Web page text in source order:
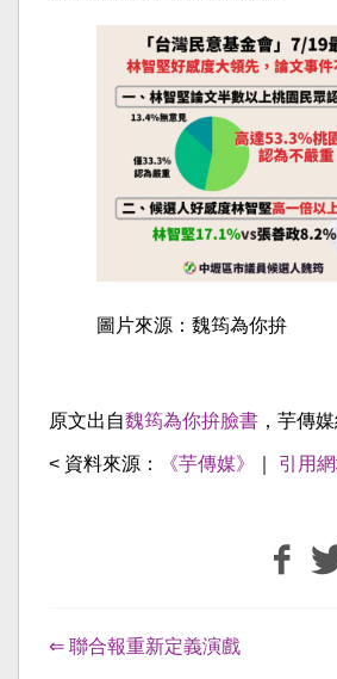
圖片來源：魏筠為你拚
原文出自魏筠為你拚臉書 ，芋傳
< 資料來源： 《芋傳媒》 引用
⇐ 聯合報重新定義演戲